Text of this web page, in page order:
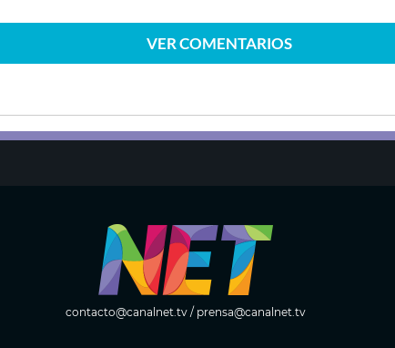
VERCOMENTARIOS
contacto@canalnet.tv/ prensa@canalnet.tv